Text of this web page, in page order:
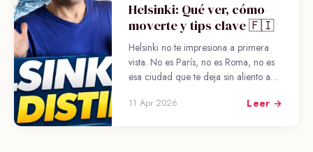
Helsinki: Qué ver, cómo
moverte y tips clave 🇫🇮
Helsinki no te impresiona a primera
vista. No es París, no es Roma, no es
esa ciudad que te deja sin aliento a…
11 Apr 2026 Leer →